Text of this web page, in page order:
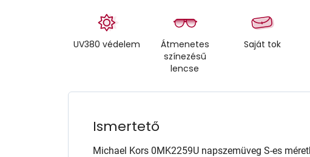
UV380 védelem
Átmenetes
színezésű
lencse
Saját tok
Ismertető
Michael Kors 0MK2259U napszemüveg S-es